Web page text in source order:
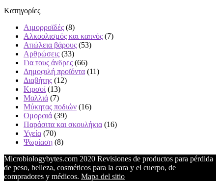
Kατηγορίες
Αιμορροϊδές (8)
Αλκοολισμός και καπνός (7)
Απώλεια βάρους (53)
Αρθρώσεις (33)
Για τους άνδρες (66)
Δημοφιλή προϊόντα (11)
Διαβήτης (12)
Κιρσοί (13)
Μαλλιά (7)
Μύκητας ποδιών (16)
Ομορφιά (39)
Παράσιτα και σκουλήκια (16)
Υγεία (70)
Ψωρίαση (8)
Microbiologybytes.com 2020 Revisiones de productos para pérdida
de peso, belleza, cosméticos para la cara y el cuerpo, de
compradores y médicos. Mapa del sitio